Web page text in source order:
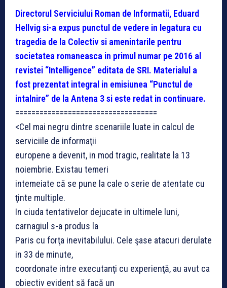
Directorul Serviciului Roman de Informatii, Eduard
Hellvig si-a expus punctul de vedere in legatura cu
tragedia de la Colectiv si amenintarile pentru
societatea romaneasca in primul numar pe 2016 al
revistei “Intelligence” editata de SRI. Materialul a
fost prezentat integral in emisiunea “Punctul de
intalnire” de la Antena 3 si este redat in continuare.
===================================
<Cel mai negru dintre scenariile luate in calcul de
serviciile de informaţii
europene a devenit, in mod tragic, realitate la 13
noiembrie. Existau temeri
intemeiate că se pune la cale o serie de atentate cu
ţinte multiple.
In ciuda tentativelor dejucate in ultimele luni,
carnagiul s-a produs la
Paris cu forţa inevitabilului. Cele şase atacuri derulate
in 33 de minute,
coordonate intre executanţi cu experienţă, au avut ca
obiectiv evident să facă un